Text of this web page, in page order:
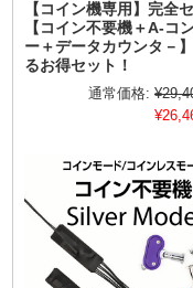
【コイン機専用】完全
【コイン不要機＋A-コ
ー＋データカウンタ－
るお得セット！
通常価格: